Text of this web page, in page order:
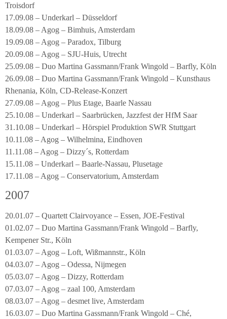
Troisdorf
17.09.08 – Underkarl – Düsseldorf
18.09.08 – Agog – Bimhuis, Amsterdam
19.09.08 – Agog – Paradox, Tilburg
20.09.08 – Agog – SJU-Huis, Utrecht
25.09.08 – Duo Martina Gassmann/Frank Wingold – Barfly, Köln
26.09.08 – Duo Martina Gassmann/Frank Wingold – Kunsthaus
Rhenania, Köln, CD-Release-Konzert
27.09.08 – Agog – Plus Etage, Baarle Nassau
25.10.08 – Underkarl – Saarbrücken, Jazzfest der HfM Saar
31.10.08 – Underkarl – Hörspiel Produktion SWR Stuttgart
10.11.08 – Agog – Wilhelmina, Eindhoven
11.11.08 – Agog – Dizzy´s, Rotterdam
15.11.08 – Underkarl – Baarle-Nassau, Plusetage
17.11.08 – Agog – Conservatorium, Amsterdam
2007
20.01.07 – Quartett Clairvoyance – Essen, JOE-Festival
01.02.07 – Duo Martina Gassmann/Frank Wingold – Barfly,
Kempener Str., Köln
01.03.07 – Agog – Loft, Wißmannstr., Köln
04.03.07 – Agog – Odessa, Nijmegen
05.03.07 – Agog – Dizzy, Rotterdam
07.03.07 – Agog – zaal 100, Amsterdam
08.03.07 – Agog – desmet live, Amsterdam
16.03.07 – Duo Martina Gassmann/Frank Wingold – Ché,